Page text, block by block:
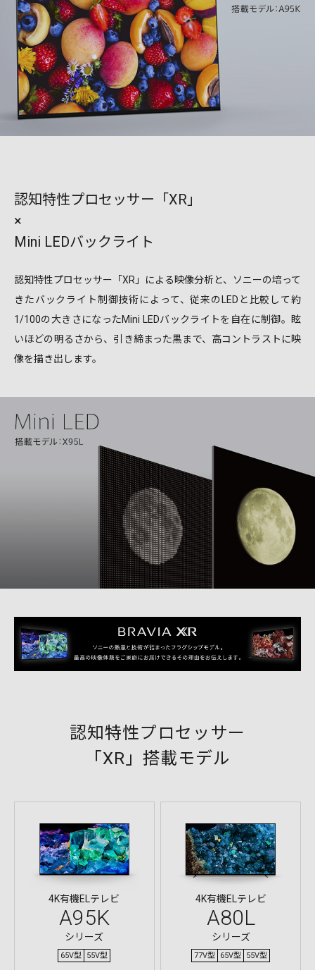
認知特性プロセッサー「XR」
×
Mini LEDバックライト
認知特性プロセッサー「XR」による映像分析と、ソニーの培って
きたバックライト制御技術によって、従来のLEDと比較して約
1/100の大きさになったMini LEDバックライトを自在に制御。眩
いほどの明るさから、引き締まった黒まで、高コントラストに映
像を描き出します。
認知特性プロセッサー
「XR」搭載モデル
4K有機ELテレビ
A95K
シリーズ
65V型 55V型
4K有機ELテレビ
A80L
シリーズ
77V型 65V型 55V型